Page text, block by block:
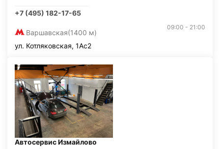
+7 (495) 182-17-65
Варшавская(1400 м)
09:00 - 21:00
ул. Котляковская, 1Ас2
Автосервис Измайлово